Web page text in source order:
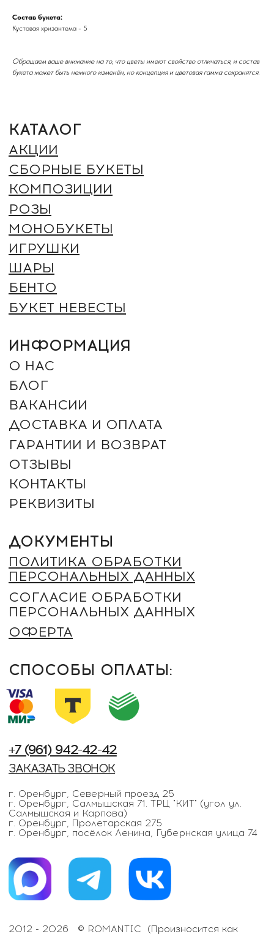
Состав букета:
Кустовая хризантема - 5
Обращаем ваше внимание на то, что цветы имеют свойство отличаться, и состав
букета может быть немного изменён, но концепция и цветовая гамма сохранятся.
+7 (961) 942-42-42
ЗАКАЗАТЬ ЗВОНОК
2012 - 2026 © ROMANTIC (Произносится как
Романтик – ударение на “И”). Все права защищены.
ИП ДЕРЕВЯНКИН ЮРИЙ СЕРГЕЕВИЧ
ИНН: 564304962880 / ОГРН
г. Оренбург, Северный проезд 25
г. Оренбург, Салмышская 71. ТРЦ "КИТ" (угол ул.
г. Оренбург, Пролетарская 275
г. Оренбург, посёлок Ленина, Губернская улица 74
ДОКУМЕНТЫ
ПОЛИТИКА ОБРАБОТКИ
ПЕРСОНАЛЬНЫХ ДАННЫХ
СОГЛАСИЕ ОБРАБОТКИ
ПЕРСОНАЛЬНЫХ ДАННЫХ
РОЗЫ
ШАРЫ
БЕНТО
ИНФОРМАЦИЯ
О НАС
БЛОГ
ВАКАНСИИ
ДОСТАВКА И ОПЛАТА
ГАРАНТИИ И ВОЗВРАТ
ОТЗЫВЫ
РЕКВИЗИТЫ
СПОСОБЫ ОПЛАТЫ: